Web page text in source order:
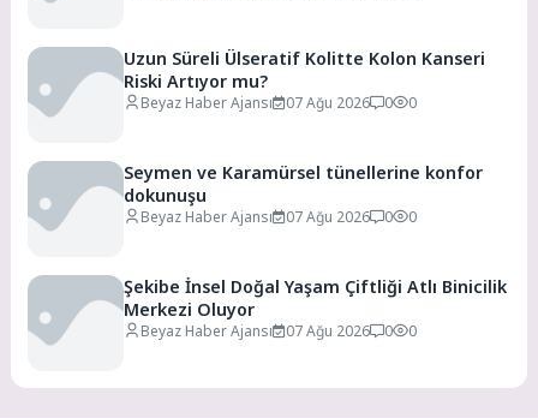
Uzun Süreli Ülseratif Kolitte Kolon Kanseri
Riski Artıyor mu?
Beyaz Haber Ajansı 07 Ağu 2026 0 0
Seymen ve Karamürsel tünellerine konfor
dokunuşu
Beyaz Haber Ajansı 07 Ağu 2026 0 0
Şekibe İnsel Doğal Yaşam Çiftliği Atlı Binicilik
Merkezi Oluyor
Beyaz Haber Ajansı 07 Ağu 2026 0 0